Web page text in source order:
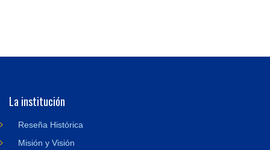
La institución
Reseña Histórica
Misión y Visión